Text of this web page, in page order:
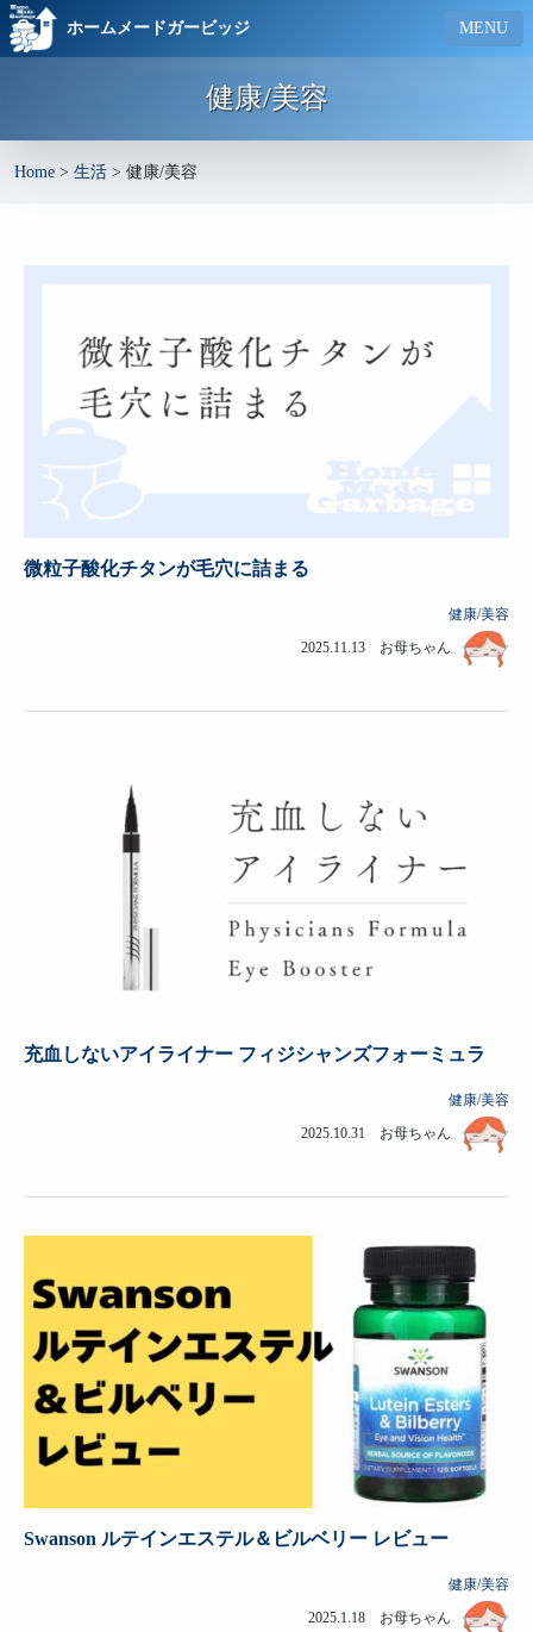
ホームメードガービッジ MENU
健康/美容
Home > 生活 > 健康/美容
微粒子酸化チタンが毛穴に詰まる
健康/美容
2025.11.13 お母ちゃん
充血しないアイライナー フィジシャンズフォーミュラ
健康/美容
2025.10.31 お母ちゃん
Swanson ルテインエステル＆ビルベリー レビュー
健康/美容
2025.1.18 お母ちゃん